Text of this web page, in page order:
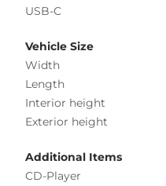
USB-C
Vehicle Size
Width
Length
Interior height
Exterior height
Additional Items
CD-Player